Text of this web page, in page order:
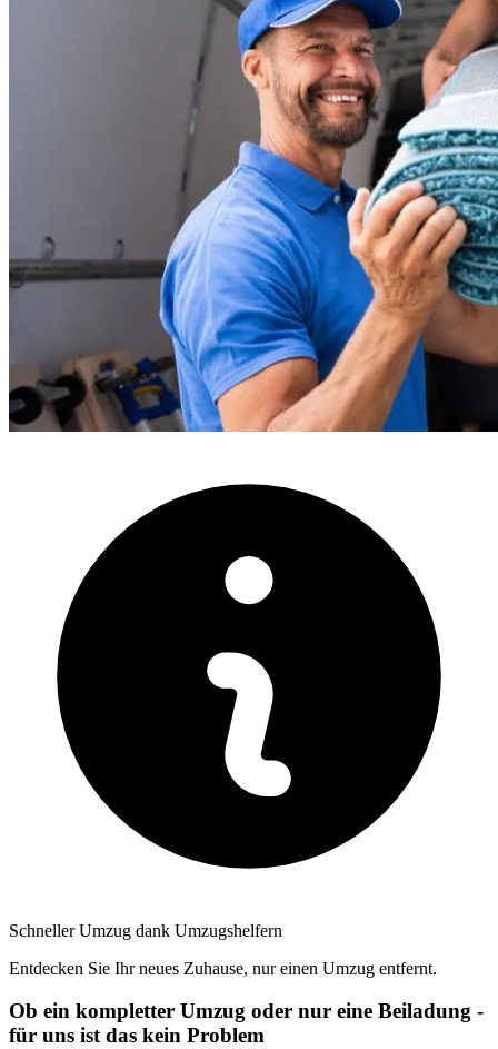
Schneller Umzug dank Umzugshelfern
Entdecken Sie Ihr neues Zuhause, nur einen Umzug entfernt.
Ob ein kompletter Umzug oder nur eine Beiladung -
für uns ist das kein Problem